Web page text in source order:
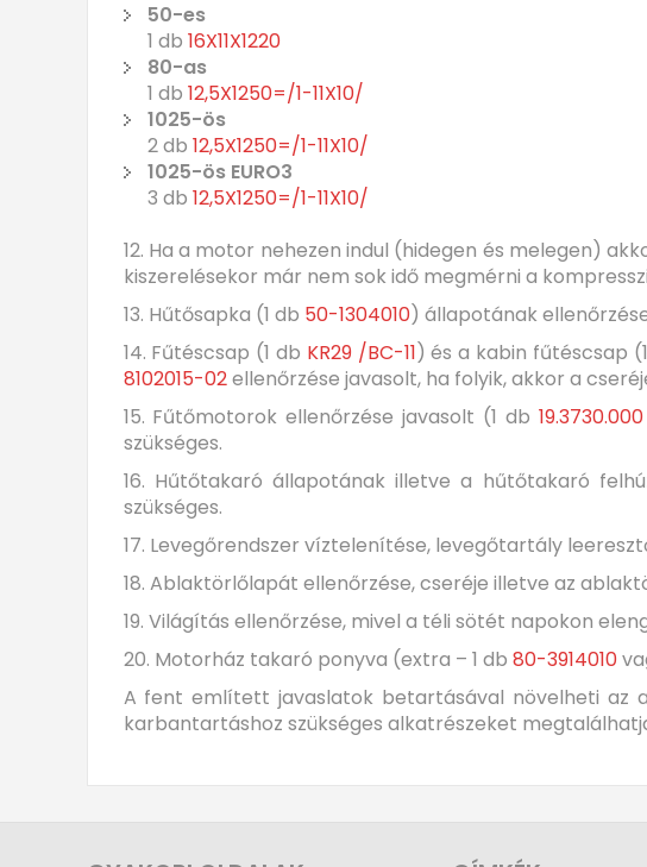
50-es
1 db 16X11X1220
80-as
1 db 12,5X1250=/1-11X10/
1025-ös
2 db 12,5X1250=/1-11X10/
1025-ös EURO3
3 db 12,5X1250=/1-11X10/
12. Ha a motor nehezen indul (hidegen és melegen)
kiszerelésekor már nem sok idő megmérni a
13. Hűtősapka (1 db 50-1304010) állapotának
14. Fűtéscsap (1 db KR29 /BC-11) és a kabin fűtéscsap
8102015-02ellenőrzése javasolt, ha folyik, akkor a
15. Fűtőmotorok ellenőrzése javasolt (1 db19.3730.000
szükséges.
16. Hűtőtakaró állapotának illetve a hűtőtakaró
szükséges.
17. Levegőrendszer víztelenítése, levegőtartály
18. Ablaktörlőlapát ellenőrzése, cseréje illetve az
19. Világítás ellenőrzése, mivel a téli sötét napokon
20. Motorház takaró ponyva (extra – 1 db 80-3914010
A fent említett javaslatok betartásával növelheti az
karbantartáshoz szükséges alkatrészeket